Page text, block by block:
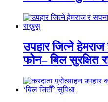
उपहार जित्ने हेमराज
फोन– बिल सुरक्षित